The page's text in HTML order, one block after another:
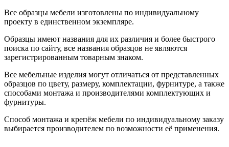
Все образцы мебели изготовлены по индивидуальному
проекту в единственном экземпляре.
Образцы имеют названия для их различия и более быстрого
поиска по сайту, все названия образцов не являются
зарегистрированным товарным знаком.
Все мебельные изделия могут отличаться от представленных
образцов по цвету, размеру, комплектации, фурнитуре, а также
способами монтажа и производителями комплектующих и
фурнитуры.
Способ монтажа и крепёж мебели по индивидуальному заказу
выбирается производителем по возможности её применения.